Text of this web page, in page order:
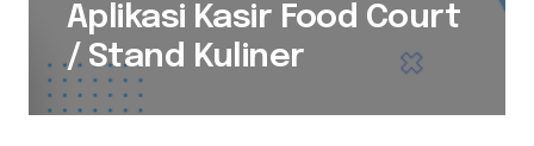
Aplikasi Kasir Food Court
/ Stand Kuliner